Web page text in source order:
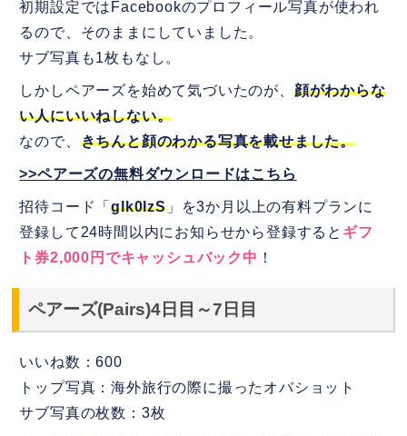
初期設定ではFacebookのプロフィール写真が使われ
るので、そのままにしていました。
サブ写真も1枚もなし。
しかしペアーズを始めて気づいたのが、 顔がわからな
い人にいいねしない。
なので、 きちんと顔のわかる写真を載せました。
>>ペアーズの無料ダウンロードはこちら
招待コード「glk0IzS」を3か月以上の有料プランに
登録して24時間以内にお知らせから登録すると ギフ
ト券2,000円でキャッシュバック中 ！
ペアーズ(Pairs)4日目～7日目
いいね数：600
トップ写真：海外旅行の際に撮ったオバショット
サブ写真の枚数：3枚